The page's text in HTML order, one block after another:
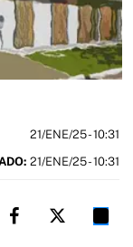
21/ENE/25- 10:31
21/ENE/25 - 10:31